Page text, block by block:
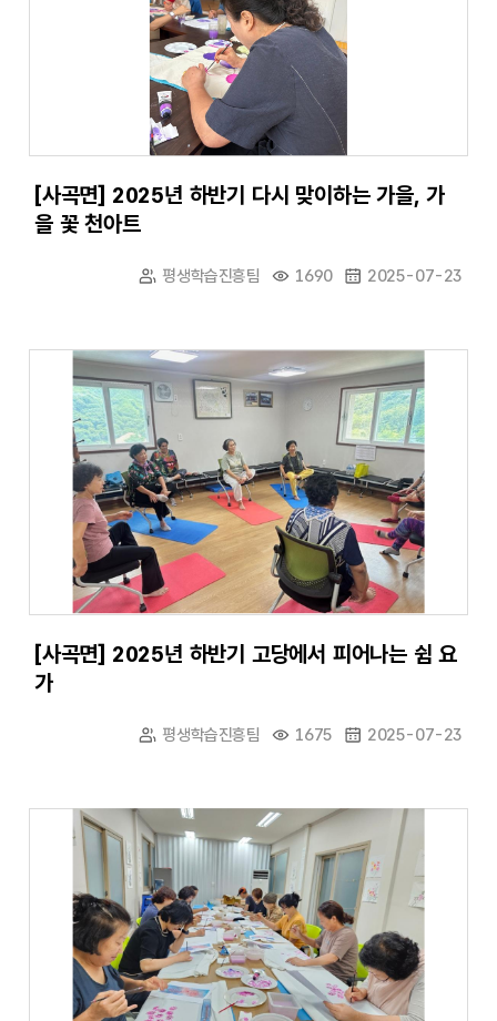
[사곡면] 2025년 하반기 다시 맞이하는 가을, 가
을 꽃 천아트
평생학습진흥팀 1690 2025-07-23
[사곡면] 2025년 하반기 고당에서 피어나는 쉼 요
가
평생학습진흥팀 1675 2025-07-23